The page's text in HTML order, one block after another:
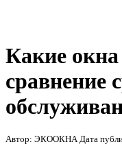
Какие
сравнение
Автор: ЭКООКНА Дата